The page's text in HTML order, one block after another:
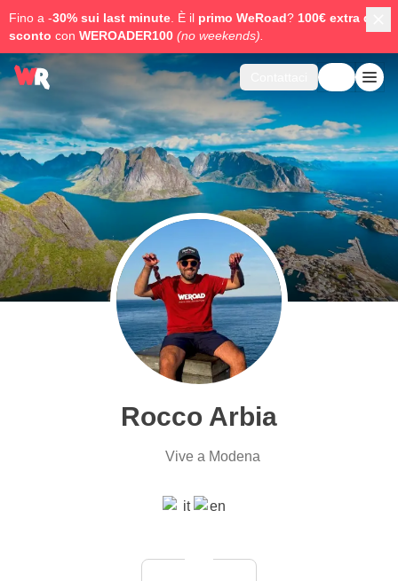
Fino a -30% sui last minute . È il primo WeRoad? 100€ extra di
sconto con WEROADER100 (no weekends).
Rocco Arbia
Vive a Modena